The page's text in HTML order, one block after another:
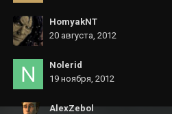
HomyakNT
20 августа, 2012
Nolerid
19 ноября, 2012
AlexZebol